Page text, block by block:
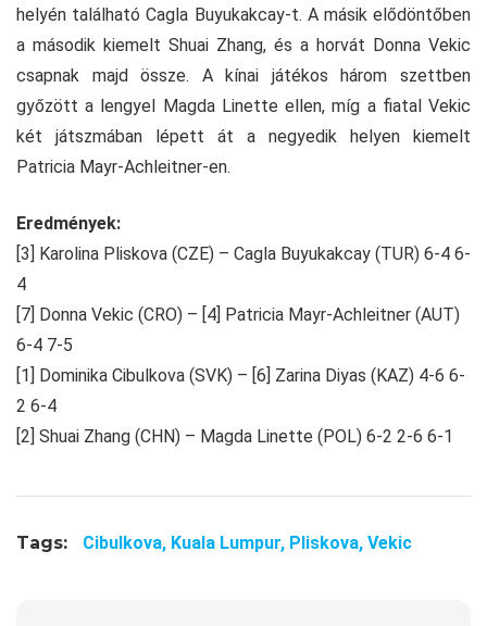
helyén található Cagla Buyukakcay-t. A másik elődöntőben
a második kiemelt Shuai Zhang, és a horvát Donna Vekic
csapnak majd össze. A kínai játékos három szettben
győzött a lengyel Magda Linette ellen, míg a fiatal Vekic
két játszmában lépett át a negyedik helyen kiemelt
Patricia Mayr-Achleitner-en.
Eredmények:
[3] Karolina Pliskova (CZE) – Cagla Buyukakcay (TUR) 6-4 6-
4
[7] Donna Vekic (CRO) – [4] Patricia Mayr-Achleitner (AUT)
6-4 7-5
[1] Dominika Cibulkova (SVK) – [6] Zarina Diyas (KAZ) 4-6 6-
2 6-4
[2] Shuai Zhang (CHN) – Magda Linette (POL) 6-2 2-6 6-1
Tags: Cibulkova, Kuala Lumpur, Pliskova, Vekic